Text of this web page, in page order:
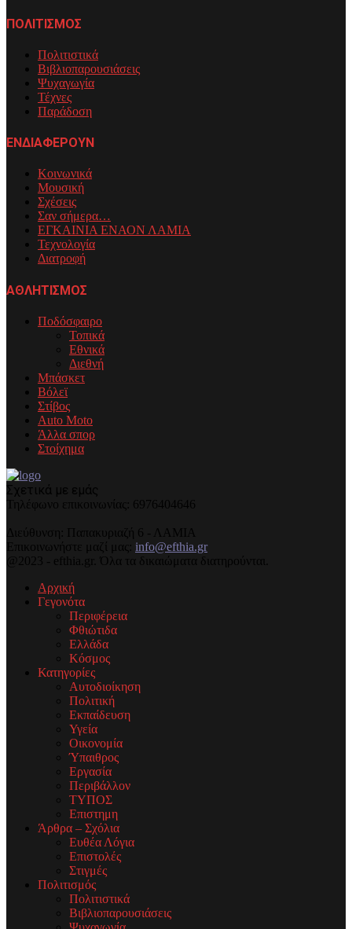
ΠΟΛΙΤΙΣΜΟΣ
Πολιτιστικά
Βιβλιοπαρουσιάσεις
Ψυχαγωγία
Τέχνες
Παράδοση
ΕΝΔΙΑΦΕΡΟΥΝ
Κοινωνικά
Μουσική
Σχέσεις
Σαν σήμερα…
ΕΓΚΑΙΝΙΑ ΕΝΑΟΝ ΛΑΜΙΑ
Τεχνολογία
Διατροφή
ΑΘΛΗΤΙΣΜΟΣ
Ποδόσφαιρο
Τοπικά
Εθνικά
Διεθνή
Μπάσκετ
Βόλεϊ
Στίβος
Auto Moto
Άλλα σπορ
Στοίχημα
Σχετικά με εμάς
Τηλέφωνo επικοινωνίας: 6976404646
Διεύθυνση: Παπακυριαζή 6 - ΛΑΜΙΑ
Επικοινωνήστε μαζί μας: info@efthia.gr
@2023 - efthia.gr. Όλα τα δικαιώματα διατηρούνται.
Αρχική
Γεγονότα
Περιφέρεια
Φθιώτιδα
Ελλάδα
Κόσμος
Κατηγορίες
Αυτοδιοίκηση
Πολιτική
Εκπαίδευση
Υγεία
Οικονομία
Ύπαιθρος
Εργασία
Περιβάλλον
ΤΥΠΟΣ
Επιστημη
Άρθρα – Σχόλια
Ευθέα Λόγια
Επιστολές
Στιγμές
Πολιτισμός
Πολιτιστικά
Βιβλιοπαρουσιάσεις